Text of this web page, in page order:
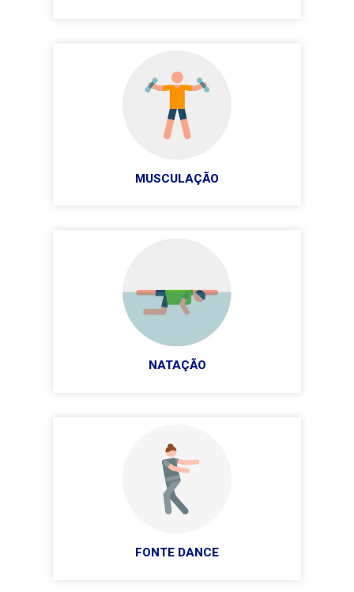
MUSCULAÇÃO
NATAÇÃO
FONTE DANCE